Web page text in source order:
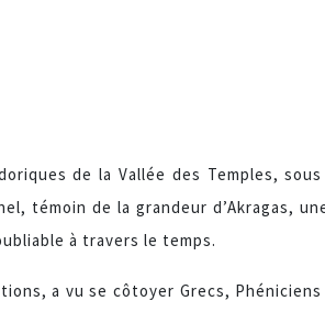
de la Vallée des Temples,
témoin de la grandeur d’Akragas,
à travers le temps.
a vu se côtoyer Grecs,